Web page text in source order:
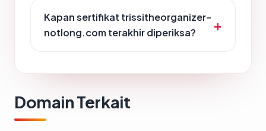
Kapan sertifikat trissitheorganizer-
notlong.com terakhir diperiksa?
Domain Terkait